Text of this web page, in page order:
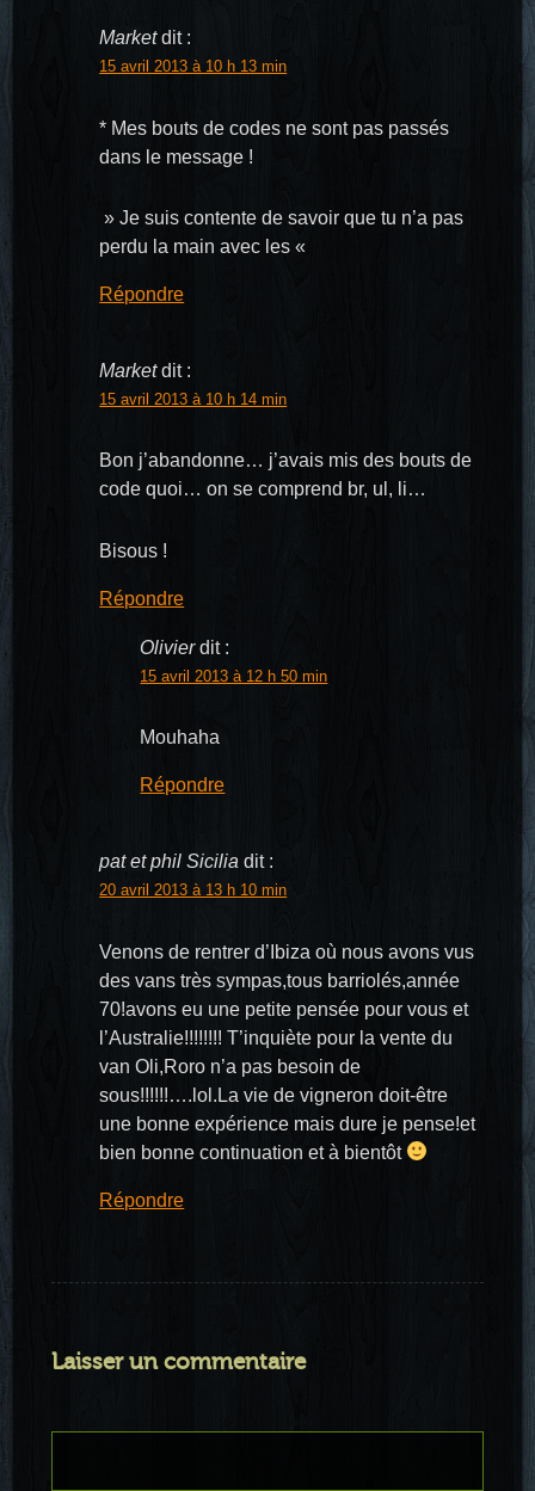
Market dit :
15 avril 2013 à 10 h 13 min
* Mes bouts de codes ne sont pas passés
dans le message !
» Je suis contente de savoir que tu n’a pas
perdu la main avec les «
Répondre
Market dit :
15 avril 2013 à 10 h 14 min
Bon j’abandonne… j’avais mis des bouts de
code quoi… on se comprend br, ul, li…
Bisous !
Répondre
Olivier dit :
15 avril 2013 à 12 h 50 min
Mouhaha
Répondre
pat et phil Sicilia dit :
20 avril 2013 à 13 h 10 min
Venons de rentrer d’Ibiza où nous avons vus
des vans très sympas,tous barriolés,année
70!avons eu une petite pensée pour vous et
l’Australie!!!!!!!! T’inquiète pour la vente du
van Oli,Roro n’a pas besoin de
sous!!!!!!….lol.La vie de vigneron doit-être
une bonne expérience mais dure je pense!et
bien bonne continuation et à bientôt
Répondre
Laisser un commentaire